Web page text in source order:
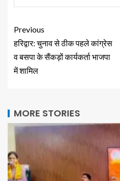
Previous
हरिद्वार: चुनाव से ठीक पहले कांग्रेस
व बसपा के सैंकड़ों कार्यकर्ता भाजपा
में शामिल
MORE STORIES